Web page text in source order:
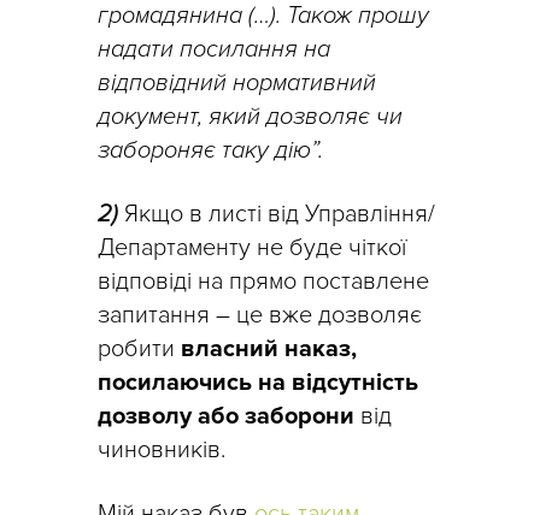
громадянина (…). Також прошу
надати посилання на
відповідний нормативний
документ, який дозволяє чи
забороняє таку дію”.
2) Якщо в листі від Управління/
Департаменту не буде чіткої
відповіді на прямо поставлене
запитання – це вже дозволяє
робити власний наказ,
посилаючись на відсутність
дозволу або заборони від
чиновників.